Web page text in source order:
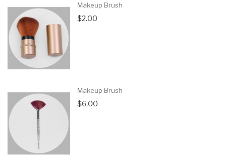
Makeup Brush
$2.00
Makeup Brush
$6.00